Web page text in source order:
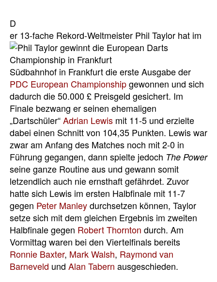
D
er 13-fache Rekord-Weltmeister Phil Taylor hat im
Südbahnhof in Frankfurt die erste Ausgabe der
PDC European Championshipgewonnen und sich
dadurch die 50.000 £ Preisgeld gesichert. Im
Finale bezwang er seinen ehemaligen
„Dartschüler“Adrian Lewis mit 11-5 und erzielte
dabei einen Schnitt von 104,35 Punkten. Lewis war
zwar am Anfang des Matches noch mit 2-0 in
Führung gegangen, dann spielte jedoch The Power
seine ganze Routine aus und gewann somit
letzendlich auch nie ernsthaft gefährdet. Zuvor
hatte sich Lewis im ersten Halbfinale mit 11-7
gegen Peter Manleydurchsetzen können, Taylor
setze sich mit dem gleichen Ergebnis im zweiten
Halbfinale gegen Robert Thornton durch. Am
Vormittag waren bei den Viertelfinals bereits
Ronnie Baxter, Mark Walsh, Raymond van
Barneveld und Alan Tabern ausgeschieden.